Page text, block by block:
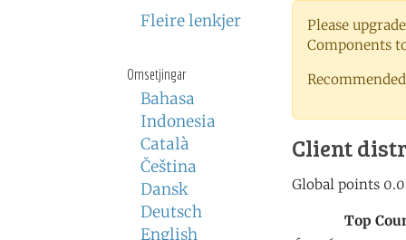
Fleire lenkjer
Omsetjingar
Bahasa
Indonesia
Català
Čeština
Dansk
Deutsch
English
Please
Components
Client